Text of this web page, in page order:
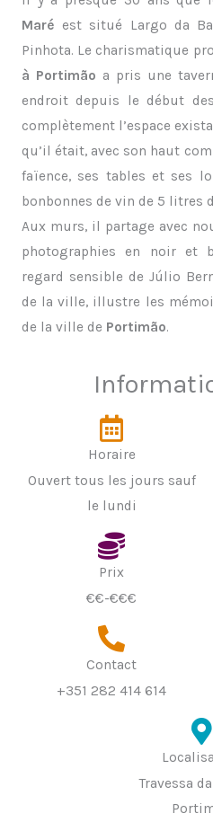
Maré est situé Largo da
Pinhota. Le charismatique
à Portimão a pris une
endroit depuis le début
complètement l’espace
qu’il était, avec son haut
faïence, ses tables et ses
bonbonnes de vin de 5 litres
Aux murs, il partage avec
photographies en noir et
regard sensible de Júlio
de la ville, illustre les
de la ville de Portimão.
Horaire
Ouvert tous les jours sauf
le lundi
Prix
€€-€€€
Contact
+351 282 414 614
Travessa